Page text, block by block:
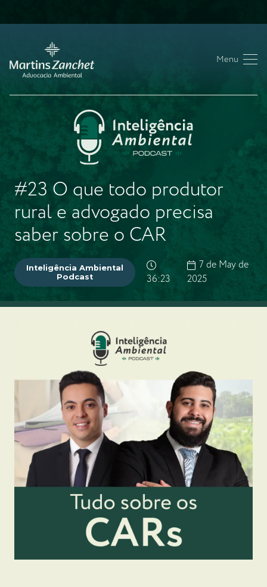
Menu
#23 O que todo produtor
rural e advogado precisa
saber sobre o CAR
Inteligência Ambiental
Podcast
36:23
7 de May de
2025